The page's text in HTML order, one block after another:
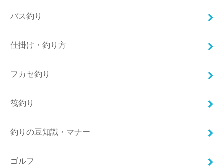
バス釣り
仕掛け・釣り方
フカセ釣り
筏釣り
釣りの豆知識・マナー
ゴルフ